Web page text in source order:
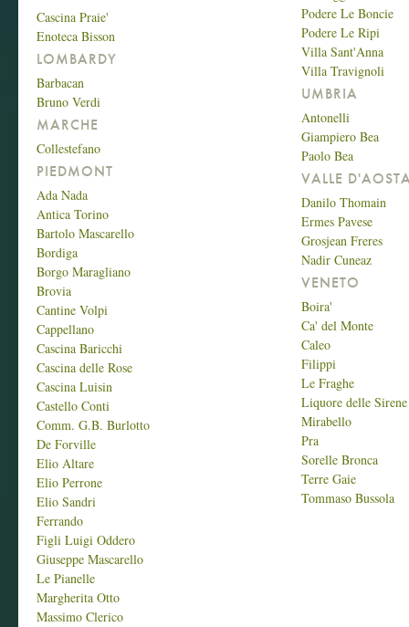
Cascina Praie'
Enoteca Bisson
LOMBARDY
Barbacan
Bruno Verdi
MARCHE
Collestefano
PIEDMONT
Ada Nada
Antica Torino
Bartolo Mascarello
Bordiga
Borgo Maragliano
Brovia
Cantine Volpi
Cappellano
Cascina Baricchi
Cascina delle Rose
Cascina Luisin
Castello Conti
Comm. G.B. Burlotto
De Forville
Elio Altare
Elio Perrone
Elio Sandri
Ferrando
Figli Luigi Oddero
Giuseppe Mascarello
Le Pianelle
Margherita Otto
Massimo Clerico
Podere Le Boncie
Podere Le Ripi
Villa Sant'Anna
Villa Travignoli
UMBRIA
Antonelli
Giampiero Bea
Paolo Bea
VALLE
Danilo Thomain
Ermes Pavese
Grosjean Freres
Nadir Cuneaz
VENETO
Boira'
Ca' del Monte
Caleo
Filippi
Le Fraghe
Liquore delle Sirene
Mirabello
Pra
Sorelle Bronca
Terre Gaie
Tommaso Bussola